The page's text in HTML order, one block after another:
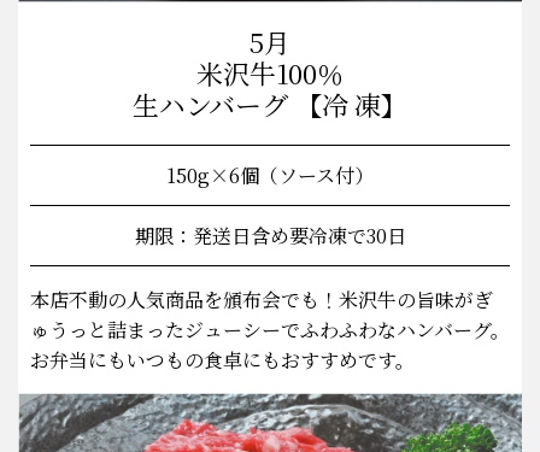
5月
米沢牛100％
生ハンバーグ 【冷 凍】
150g×6個（ソース付）
期限：発送日含め要冷凍で30日
本店不動の人気商品を頒布会でも！米沢牛の旨味がぎ
ゅうっと詰まったジューシーでふわふわなハンバーグ。
お弁当にもいつもの食卓にもおすすめです。